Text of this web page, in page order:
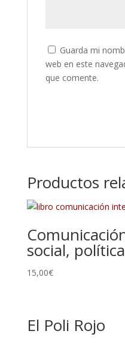
Guarda mi
web en este
que comente.
Productos
social,
15,00€
El Poli Rojo